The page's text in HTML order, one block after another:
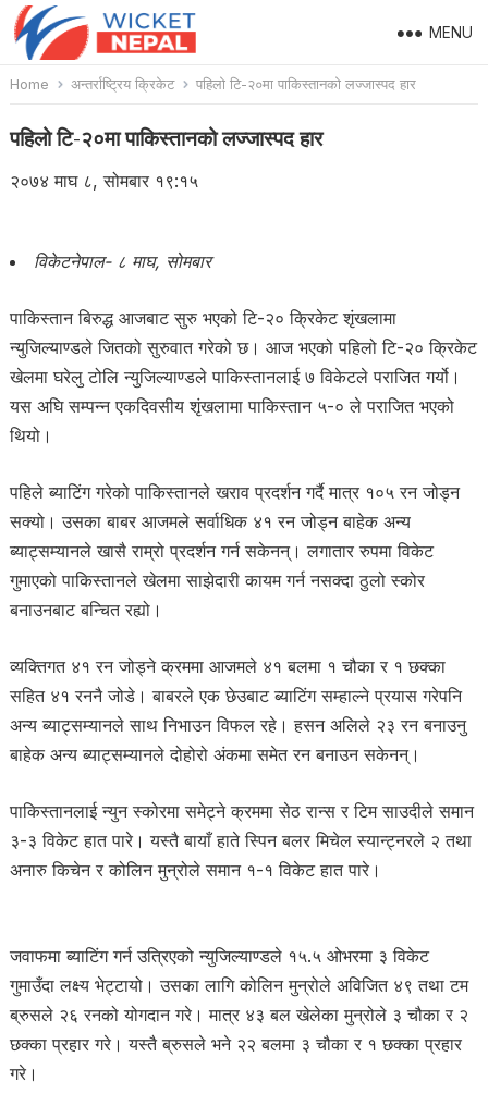
MENU
Home अन्तर्राष्ट्रिय क्रिकेट पहिलो टि-२०मा पाकिस्तानको लज्जास्पद हार
पहिलो टि-२०मा पाकिस्तानको लज्जास्पद हार
२०७४ माघ ८, सोमबार १९:१५
विकेटनेपाल- ८ माघ, सोमबार
पाकिस्तान बिरुद्ध आजबाट सुरु भएको टि-२० क्रिकेट शृंखलामा
न्युजिल्याण्डले जितको सुरुवात गरेको छ। आज भएको पहिलो टि-२० क्रिकेट
खेलमा घरेलु टोलि न्युजिल्याण्डले पाकिस्तानलाई ७ विकेटले पराजित गर्यो।
यस अघि सम्पन्न एकदिवसीय शृंखलामा पाकिस्तान ५-० ले पराजित भएको
थियो।
पहिले ब्याटिंग गरेको पाकिस्तानले खराव प्रदर्शन गर्दै मात्र १०५ रन जोड्न
सक्यो। उसका बाबर आजमले सर्वाधिक ४१ रन जोड्न बाहेक अन्य
ब्याट्सम्यानले खासै राम्रो प्रदर्शन गर्न सकेनन्। लगातार रुपमा विकेट
गुमाएको पाकिस्तानले खेलमा साझेदारी कायम गर्न नसक्दा ठुलो स्कोर
बनाउनबाट बन्चित रह्यो।
व्यक्तिगत ४१ रन जोड्ने क्रममा आजमले ४१ बलमा १ चौका र १ छक्का
सहित ४१ रननै जोडे। बाबरले एक छेउबाट ब्याटिंग सम्हाल्ने प्रयास गरेपनि
अन्य ब्याट्सम्यानले साथ निभाउन विफल रहे। हसन अलिले २३ रन बनाउनु
बाहेक अन्य ब्याट्सम्यानले दोहोरो अंकमा समेत रन बनाउन सकेनन्।
पाकिस्तानलाई न्युन स्कोरमा समेट्ने क्रममा सेठ रान्स र टिम साउदीले समान
३-३ विकेट हात पारे। यस्तै बायाँ हाते स्पिन बलर मिचेल स्यान्ट्नरले २ तथा
अनारु किचेन र कोलिन मुन्रोले समान १-१ विकेट हात पारे।
जवाफमा ब्याटिंग गर्न उत्रिएको न्युजिल्याण्डले १५.५ ओभरमा ३ विकेट
गुमाउँदा लक्ष्य भेट्टायो। उसका लागि कोलिन मुन्रोले अविजित ४९ तथा टम
ब्रुसले २६ रनको योगदान गरे। मात्र ४३ बल खेलेका मुन्रोले ३ चौका र २
छक्का प्रहार गरे। यस्तै ब्रुसले भने २२ बलमा ३ चौका र १ छक्का प्रहार
गरे।